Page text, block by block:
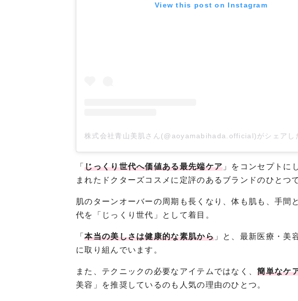
View this post on Instagram
株式会社青山美肌さん(@aoyamabihada.official)がシェアし
「じっくり世代へ価値ある最先端ケア 」をコンセプトに
まれたドクターズコスメに定評のあるブランドのひとつ
肌のターンオーバーの周期も長くなり、体も肌も、手間
代を「じっくり世代」として着目。
「本当の美しさは健康的な素肌から」と、最新医療・美
に取り組んでいます。
また、テクニックの必要なアイテムではなく、簡単なケ
美容」を推奨しているのも人気の理由のひとつ。